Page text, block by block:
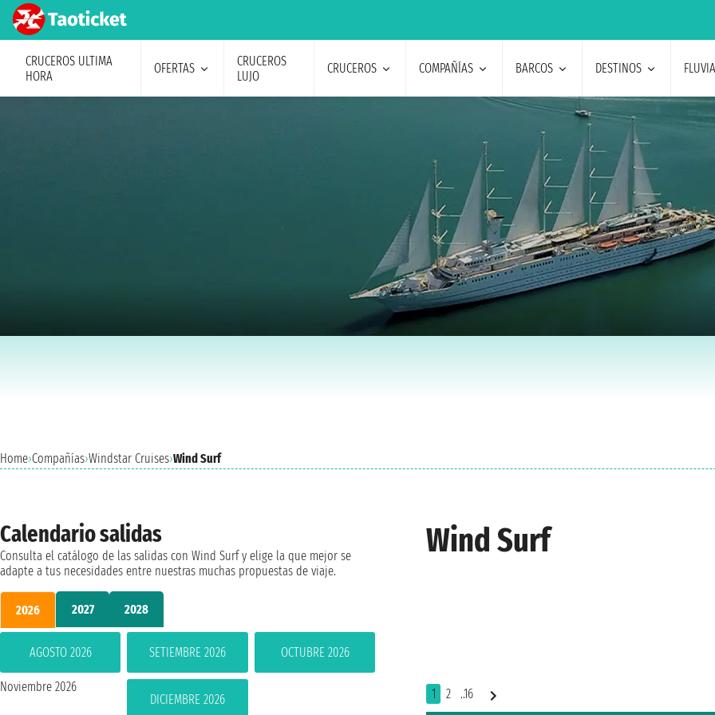
CRUCEROS ULTIMA
HORA
OFERTAS
CRUCEROS
LUJO
CRUCEROS COMPAÑÍAS BARCOS DESTINOS
Home›Compañías›Windstar Cruises›Wind Surf
Wind Surf
1 2 ..16
Calendario salidas
Consulta el catálogo de las salidas con Wind Surf y elige la que mejor se
adapte a tus necesidades entre nuestras muchas propuestas de viaje.
2026 2027 2028
AGOSTO 2026 SETIEMBRE 2026 OCTUBRE 2026
Noviembre 2026
DICIEMBRE 2026